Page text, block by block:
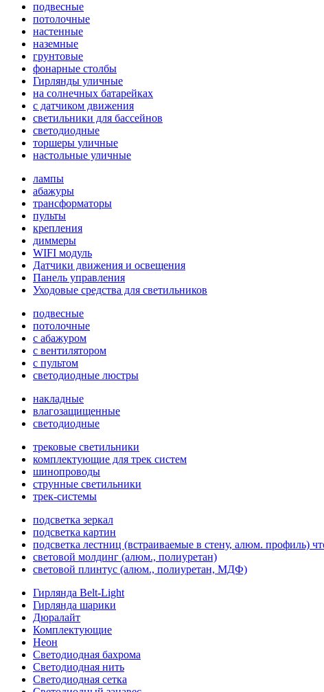
подвесные
потолочные
настенные
наземные
грунтовые
фонарные столбы
Гирлянды уличные
на солнечных батарейках
с датчиком движения
светильники для бассейнов
светодиодные
торшеры уличные
настольные уличные
лампы
абажуры
трансформаторы
пульты
крепления
диммеры
WIFI модуль
Датчики движения и освещения
Панель управления
Уходовые средства для светильников
подвесные
потолочные
с абажуром
с вентилятором
с пультом
светодиодные люстры
накладные
влагозащищенные
светодиодные
трековые светильники
комплектующие для трек систем
шинопроводы
струнные светильники
трек-системы
подсветка зеркал
подсветка картин
подсветка лестниц (встраиваемые в стену, алюм. профиль)
световой молдинг (алюм., полиуретан)
световой плинтус (алюм., полиуретан, МДФ)
Гирлянда Belt-Light
Гирлянда шарики
Дюралайт
Комплектующие
Неон
Светодиодная бахрома
Светодиодная нить
Светодиодная сетка